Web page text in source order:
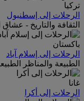
تركيا
الرحلات إلى إسطنبول
الثقافة والتاريخ -
باكستان
الرحلات إلى إسلام آباد
الطبيعة والمناظر
غانا
الرحلات إلى أكرا